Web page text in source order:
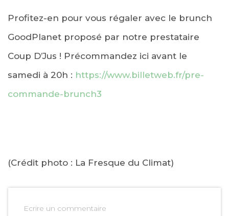
Profitez-en pour vous régaler avec le brunch
GoodPlanet proposé par notre prestataire
Coup D’Jus ! Précommandez ici avant le
samedi à 20h : https://www.billetweb.fr/pre-
commande-brunch3
(Crédit photo : La Fresque du Climat)
Ecrire un commentaire